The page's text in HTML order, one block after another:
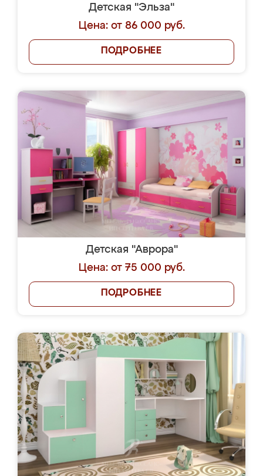
Детская "Эльза"
Цена: от 86 000 руб.
ПОДРОБНЕЕ
Детская "Аврора"
Цена: от 75 000 руб.
ПОДРОБНЕЕ